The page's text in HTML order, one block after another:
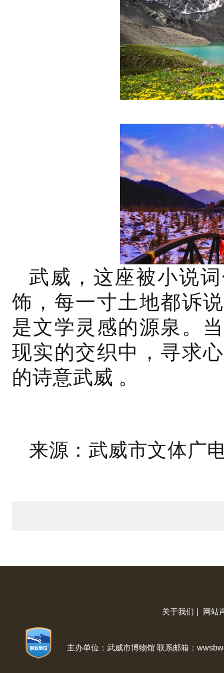
武威，这座被小说
饰，每一寸土地都诉
是文学灵感的源泉。
现实的交织中，寻求
的诗意武威 。
来源：武威市文体广
关于我们 网站
主办单位：武威市博物馆 联系邮箱：